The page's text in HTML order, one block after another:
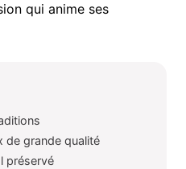
qui anime ses
de grande qualité
préservé